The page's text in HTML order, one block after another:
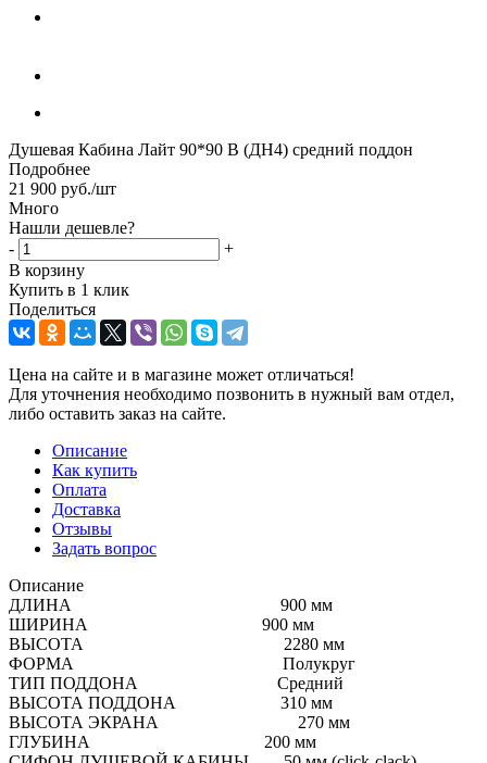
Душевая Кабина Лайт 90*90 В (ДН4) средний поддон
Подробнее
21 900 руб./шт
Много
Нашли дешевле?
-
+
В корзину
Купить в 1 клик
Поделиться
Цена на сайте и в магазине может отличаться!
Для уточнения необходимо позвонить в нужный вам отдел,
либо оставить заказ на сайте.
Описание
Как купить
Оплата
Доставка
Отзывы
Задать вопрос
Описание
ДЛИНА 900 мм
ШИРИНА 900 мм
ВЫСОТА 2280 мм
ФОРМА Полукруг
ТИП ПОДДОНА Средний
ВЫСОТА ПОДДОНА 310 мм
ВЫСОТА ЭКРАНА 270 мм
ГЛУБИНА 200 мм